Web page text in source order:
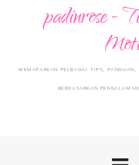
padinrose -
MEMAPARKAN PELBAGAI TIPS,
BERDASARKAN